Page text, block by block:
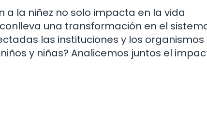
la niñez no solo impacta en la vida
una transformación en el
las instituciones y los organismos
y niñas? Analicemos juntos el